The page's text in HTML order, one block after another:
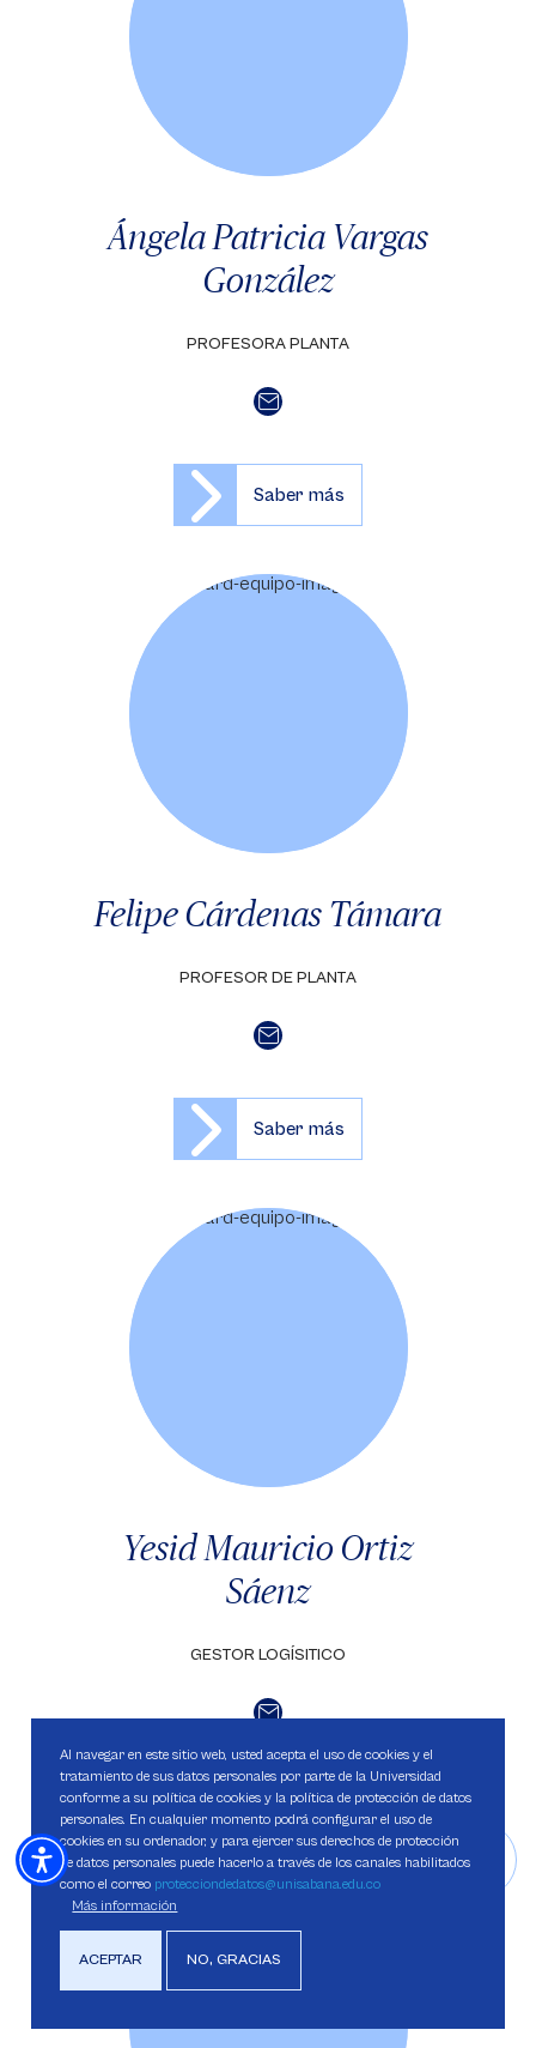
Ángela Patricia Vargas
González
PROFESORA PLANTA
Saber más
Felipe Cárdenas Támara
PROFESOR DE PLANTA
Saber más
Yesid Mauricio Ortiz
Sáenz
GESTOR LOGÍSITICO
Saber más
Al navegar en este sitio web, usted acepta el uso de cookies y el
tratamiento de sus datos personales por parte de la Universidad
conforme a su política de cookies y la política de protección de datos
personales. En cualquier momento podrá configurar el uso de
cookies en su ordenador, y para ejercer sus derechos de protección
de datos personales puede hacerlo a través de los canales habilitados
como el correo protecciondedatos@unisabana.edu.co
Más información
ACEPTAR NO, GRACIAS